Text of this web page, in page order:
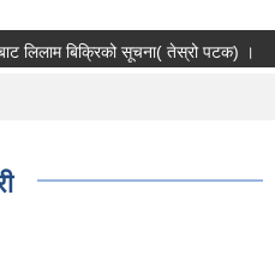
लिलाम बिक्रिको सूचना( तेस्रो पटक) ।